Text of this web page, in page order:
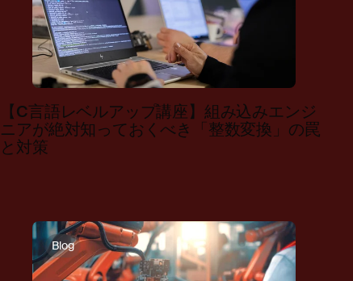
【C言語レベルアップ講座】組み込みエンジ
ニアが絶対知っておくべき「整数変換」の罠
と対策
Blog